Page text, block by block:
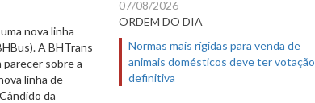
nova linha
A BHTrans
sobre a
linha de
da
07/08/2026
ORDEM DO DIA
Normas mais rígidas para venda de
animais domésticos deve ter votação
definitiva